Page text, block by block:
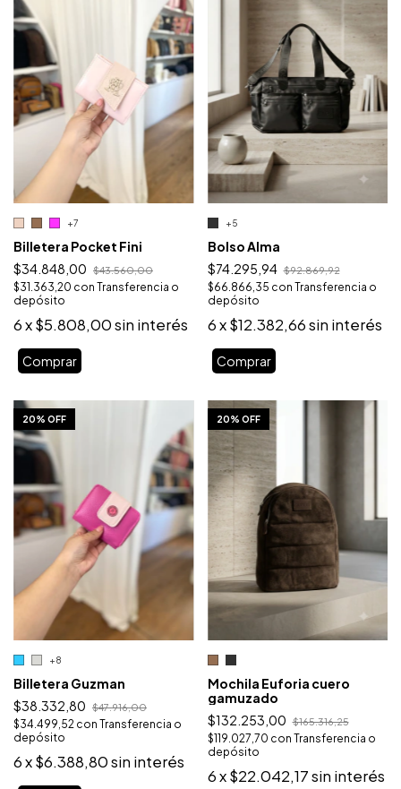
+7
Billetera Pocket Fini
$34.848,00
$43.560,00
$31.363,20 con Transferencia o
depósito
6x$5.808,00sin interés
Comprar
+5
Bolso Alma
$74.295,94 $92.869,92
$66.866,35 con Transferencia o
depósito
6x$12.382,66sin interés
Comprar
1/10
20% OFF
+8
Billetera Guzman
$38.332,80
$47.916,00
$34.499,52 con Transferencia o
depósito
6x$6.388,80sin interés
1/10
20% OFF
Mochila Euforia cuero
gamuzado
$132.253,00 $165.316,25
$119.027,70 con Transferencia o
depósito
6x$22.042,17sin interés